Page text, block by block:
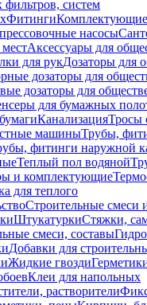
фильтров, систем
Фитинги
насосы
Аксессуары для
для рукДозаторы для
дозаторы для
дозаторы для
для бумажных
КанализацияТросы
машиныТрубы,
фитинги наружной
Теплый пол водяной
и комплектующие
для теплого
Строительные смеси
ШтукатуркиСтяжки,
смеси, составы
Добавки для
Жидкие гвозди
Клеи для напольных
растворители